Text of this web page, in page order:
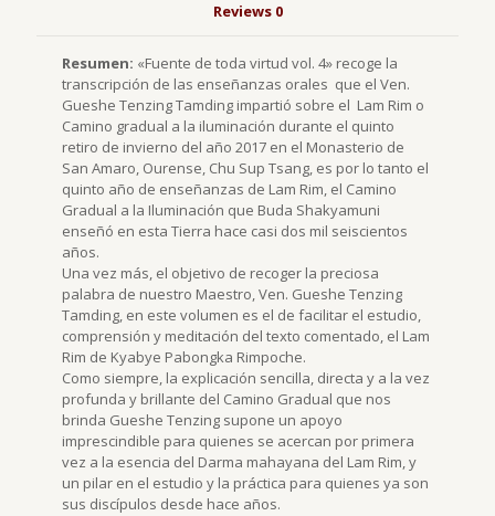
Reviews 0
Resumen: «Fuente de toda virtud vol. 4» recoge la
transcripción de las enseñanzas orales que el Ven.
Gueshe Tenzing Tamding impartió sobre el Lam Rim o
Camino gradual a la iluminación durante el quinto
retiro de invierno del año 2017 en el Monasterio de
San Amaro, Ourense, Chu Sup Tsang, es por lo tanto el
quinto año de enseñanzas de Lam Rim, el Camino
Gradual a la Iluminación que Buda Shakyamuni
enseñó en esta Tierra hace casi dos mil seiscientos
años.
Una vez más, el objetivo de recoger la preciosa
palabra de nuestro Maestro, Ven. Gueshe Tenzing
Tamding, en este volumen es el de facilitar el estudio,
comprensión y meditación del texto comentado, el Lam
Rim de Kyabye Pabongka Rimpoche.
Como siempre, la explicación sencilla, directa y a la vez
profunda y brillante del Camino Gradual que nos
brinda Gueshe Tenzing supone un apoyo
imprescindible para quienes se acercan por primera
vez a la esencia del Darma mahayana del Lam Rim, y
un pilar en el estudio y la práctica para quienes ya son
sus discípulos desde hace años.